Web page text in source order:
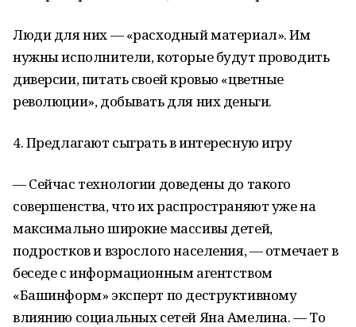
Люди для них — «расходный материал». Им
нужны исполнители, которые будут проводить
диверсии, питать своей кровью «цветные
революции», добывать для них деньги.
4. Предлагают сыграть в интересную игру
— Сейчас технологии доведены до такого
совершенства, что их распространяют уже на
максимально широкие массивы детей,
подростков и взрослого населения, — отмечает в
беседе с информационным агентством
«Башинформ» эксперт по деструктивному
влиянию социальных сетей Яна Амелина. — То